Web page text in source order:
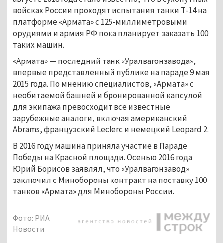
войсках России проходят испытания танки Т-14 на
платформе «Армата» с 125-миллиметровыми
орудиями и армия РФ пока планирует заказать 100
таких машин.
«Армата» — последний танк «Уралвагонзавода»,
впервые представленный публике на параде 9 мая
2015 года. По мнению специалистов, «Армата» с
необитаемой башней и бронированной капсулой
для экипажа превосходит все известные
зарубежные аналоги, включая американский
Abrams, французский Leclerc и немецкий Leopard 2.
В 2016 году машина приняла участие в Параде
Победы на Красной площади. Осенью 2016 года
Юрий Борисов заявлял, что «Уралвагонзавод»
заключил с Минобороны контракт на поставку 100
танков «Армата» для Минобороны России.
Фото: РИА
Новости